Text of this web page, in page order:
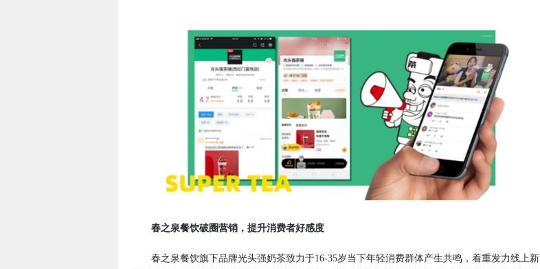
春之泉餐饮破圈营销，提升消费者好感度
春之泉餐饮旗下品牌光头强奶茶致力于16-35岁当下年轻消费群体产生共鸣，着重发力线上新